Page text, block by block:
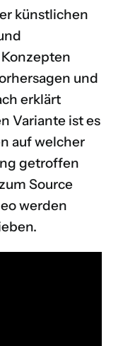
künstlichen
Konzepten
und
erklärt
Variante ist es
auf welcher
getroffen
Source
werden